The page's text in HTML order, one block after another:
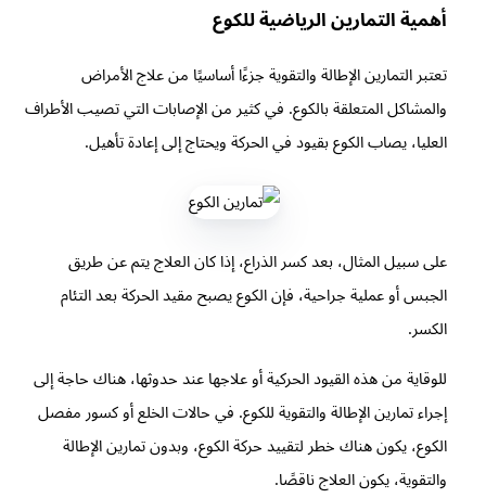
أهمية التمارين الرياضية للكوع
تعتبر التمارين الإطالة والتقوية جزءًا أساسيًا من علاج الأمراض
والمشاكل المتعلقة بالكوع. في كثير من الإصابات التي تصيب الأطراف
العليا، يصاب الكوع بقيود في الحركة ويحتاج إلى إعادة تأهيل.
على سبيل المثال، بعد كسر الذراع، إذا كان العلاج يتم عن طريق
الجبس أو عملية جراحية، فإن الكوع يصبح مقيد الحركة بعد التئام
الكسر.
للوقاية من هذه القيود الحركية أو علاجها عند حدوثها، هناك حاجة إلى
إجراء تمارين الإطالة والتقوية للكوع. في حالات الخلع أو كسور مفصل
الكوع، يكون هناك خطر لتقييد حركة الكوع، وبدون تمارين الإطالة
والتقوية، يكون العلاج ناقصًا.